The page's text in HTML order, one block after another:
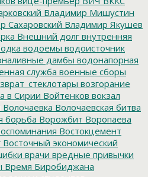
Владимир Мишустин
Сахаровский Владимир Якушев
Внешний долг внутренняя
водоемы водоисточник
дамбы водонапорная
служба военные сборы
возгорание
в Сирии Войтенков вокзал
Волочаевка Волочаевская битва
борьба Ворожбит Воропаева
Востокцемент
Восточный экономический
врачи вредные привычки
Время Биробиджана